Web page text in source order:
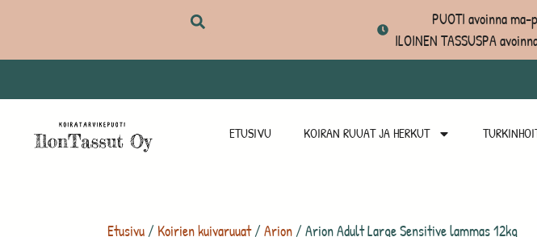
PUOTI avoinna
ILOINEN TASSUSPA
ETUSIVU KOIRAN RUUAT JA HERKUT
Etusivu/Koirien kuivaruuat/Arion/ Arion Adult Large Sensitive lammas 12kg